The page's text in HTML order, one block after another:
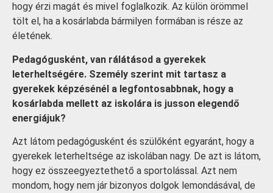
hogy érzi magát és mivel foglalkozik. Az külön örömmel
tölt el, ha a kosárlabda bármilyen formában is része az
életének.
Pedagógusként, van rálátásod a gyerekek
leterheltségére. Személy szerint mit tartasz a
gyerekek képzésénél a legfontosabbnak, hogy a
kosárlabda mellett az iskolára is jusson elegendő
energiájuk?
Azt látom pedagógusként és szülőként egyaránt, hogy a
gyerekek leterheltsége az iskolában nagy. De azt is látom,
hogy ez összeegyeztethető a sportolással. Azt nem
mondom, hogy nem jár bizonyos dolgok lemondásával, de